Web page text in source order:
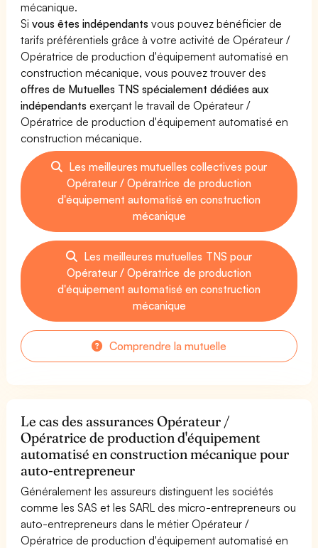
mécanique.
Sivous êtes indépendants vous pouvez bénéficier de
tarifs préférentiels grâce à votre activité de Opérateur /
Opératrice de production d'équipement automatisé en
construction mécanique, vous pouvez trouver des
offres de Mutuelles TNS spécialement dédiées aux
indépendants exerçant le travail de Opérateur /
Opératrice de production d'équipement automatisé en
construction mécanique.
Les meilleures mutuelles collectives pour
Opérateur / Opératrice de production
d'équipement automatisé en construction
mécanique
Les meilleures mutuelles TNS pour
Opérateur / Opératrice de production
d'équipement automatisé en construction
mécanique
Comprendre la mutuelle
Le cas des assurances Opérateur /
Opératrice de production d'équipement
automatisé en construction mécanique pour
auto-entrepreneur
Généralement les assureurs distinguent les sociétés
comme les SAS et les SARL des micro-entrepreneurs ou
auto-entrepreneurs dans le métier Opérateur /
Opératrice de production d'équipement automatisé en